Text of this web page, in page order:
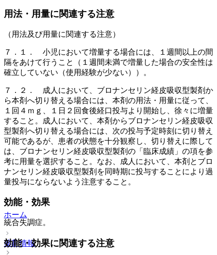
用法・用量に関連する注意
（用法及び用量に関連する注意）
７．１． 小児において増量する場合には、１週間以上の間
隔をあけて行うこと（１週間未満で増量した場合の安全性は
確立していない（使用経験が少ない））。
７．２． 成人において、ブロナンセリン経皮吸収型製剤か
ら本剤へ切り替える場合には、本剤の用法・用量に従って、
１回４ｍｇ、１日２回食後経口投与より開始し、徐々に増量
すること。成人において、本剤からブロナンセリン経皮吸収
型製剤へ切り替える場合には、次の投与予定時刻に切り替え
可能であるが、患者の状態を十分観察し、切り替えに際して
は、ブロナンセリン経皮吸収型製剤の「臨床成績」の項を参
考に用量を選択すること。なお、成人において、本剤とブロ
ナンセリン経皮吸収型製剤を同時期に投与することにより過
量投与にならないよう注意すること。
効能・効果
統合失調症。
効能・効果に関連する注意
ホーム
薬剤情報